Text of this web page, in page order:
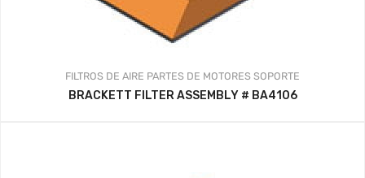
FILTROS DE AIRE PARTES DE MOTORES SOPORTE
BRACKETT FILTER ASSEMBLY # BA4106